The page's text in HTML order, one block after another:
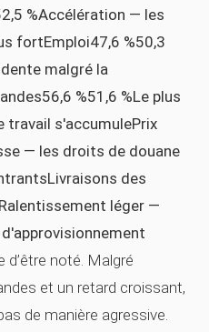
%Accélération — les
fortEmploi47,6 %50,3
malgré la
%51,6 %Le plus
travail s'accumulePrix
— les droits de douane
des
léger —
d’être noté. Malgré
et un retard croissant,
de manière agressive.